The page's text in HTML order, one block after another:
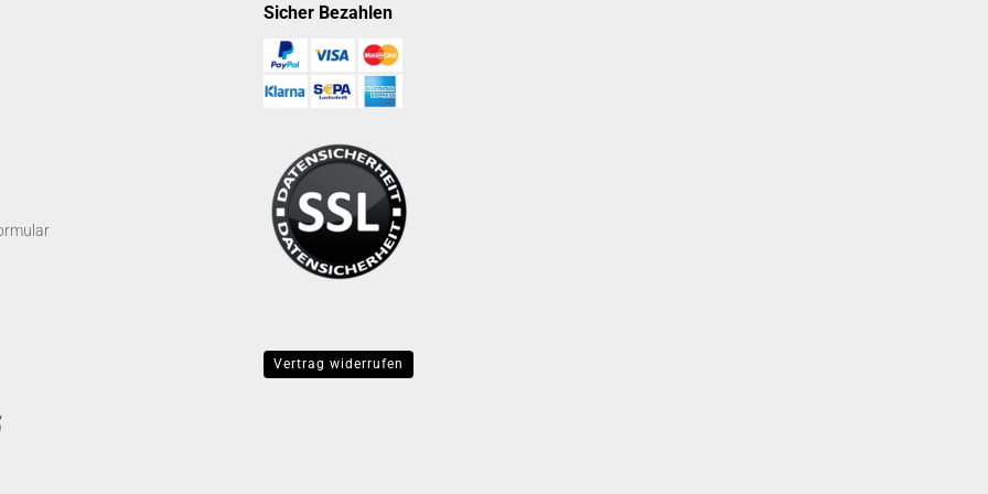
Sicher Bezahlen
Vertrag widerrufen